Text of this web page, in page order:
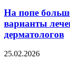
На попе
варианты
дерматологов
25.02.2026